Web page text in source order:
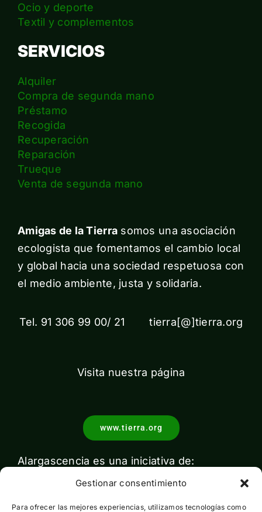
Gestionar consentimiento
Para ofrecer las mejores experiencias, utilizamos tecnologías como
Ocio y deporte
Textil y complementos
SERVICIOS
Alquiler
Compra de segunda mano
Préstamo
Recogida
Recuperación
Reparación
Trueque
Venta de segunda mano
Amigas de la Tierra somos una asociación
ecologista que fomentamos el cambio local
y global hacia una sociedad respetuosa con
el medio ambiente, justa y solidaria.
Tel. 91 306 99 00/ 21 tierra[@]tierra.org
Visita nuestra página
www.tierra.org
Alargascencia es una iniciativa de: